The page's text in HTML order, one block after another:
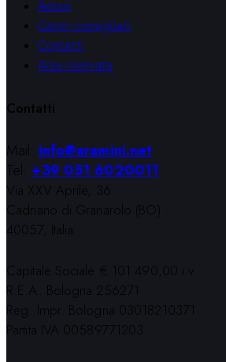
Artisti
Centri consigliati
Contatti
Area riservata
Contatti
Mail:info@aramini.net
Tel:+39 051 6020011
Via XXV Aprile, 36
Cadriano di Granarolo (BO)
40057, Italia
Capitale Sociale € 101.490,00 i.v.
R.E.A. Bologna 256271
Reg. Impr. Bologna 03018210371
Partita IVA 00589771203